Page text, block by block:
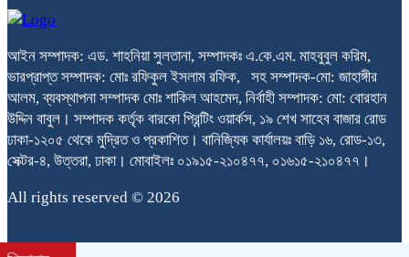
আইন সম্পাদক: এড. শাহনিয়া সুলতানা, সম্পাদকঃ এ.কে.এম. মাহবুবুল করিম,
ভারপ্রাপ্ত সম্পাদক: মোঃ রফিকুল ইসলাম রফিক, সহ সম্পাদক-মো: জাহাঙ্গীর
আলম, ব্যবস্থাপনা সম্পাদক মোঃ শাকিল আহমেদ, নির্বাহী সম্পাদক: মো: বোরহান
উদ্দিন বাবুল। সম্পাদক কর্তৃক বারকো প্রিন্টিং ওয়ার্কস, ১৯ শেখ সাহেব বাজার রোড
ঢাকা-১২০৫ থেকে মুদ্রিত ও প্রকাশিত। বানিজ্যিক কার্যালয়ঃ বাড়ি ১৬, রোড-১৩,
সেক্টর-৪, উত্তরা, ঢাকা। মোবাইলঃ ০১৯১৫-২১০৪৭৭, ০১৬১৫-২১০৪৭৭।
All rights reserved © 2026